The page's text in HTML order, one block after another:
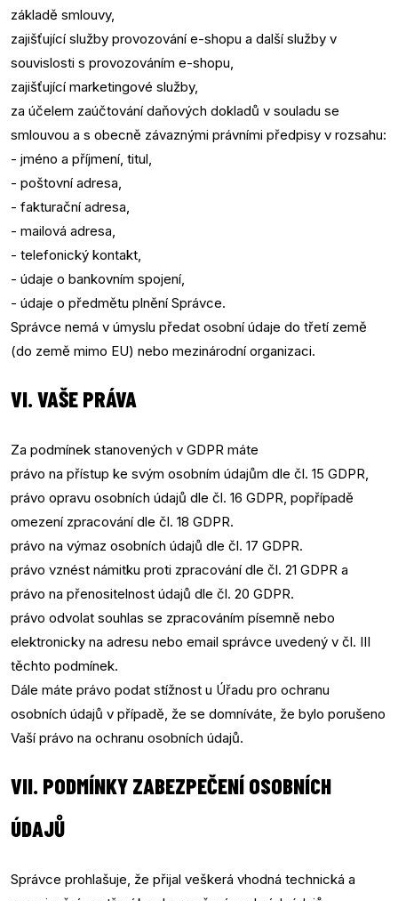
základě smlouvy,
zajišťující služby provozování e-shopu a další služby v
souvislosti s provozováním e-shopu,
zajišťující marketingové služby,
za účelem zaúčtování daňových dokladů v souladu se
smlouvou a s obecně závaznými právními předpisy v rozsahu:
- jméno a příjmení, titul,
- poštovní adresa,
- fakturační adresa,
- mailová adresa,
- telefonický kontakt,
- údaje o bankovním spojení,
- údaje o předmětu plnění Správce.
Správce nemá v úmyslu předat osobní údaje do třetí země
(do země mimo EU) nebo mezinárodní organizaci.
VI. VAŠE PRÁVA
Za podmínek stanovených v GDPR máte
právo na přístup ke svým osobním údajům dle čl. 15 GDPR,
právo opravu osobních údajů dle čl. 16 GDPR, popřípadě
omezení zpracování dle čl. 18 GDPR.
právo na výmaz osobních údajů dle čl. 17 GDPR.
právo vznést námitku proti zpracování dle čl. 21 GDPR a
právo na přenositelnost údajů dle čl. 20 GDPR.
právo odvolat souhlas se zpracováním písemně nebo
elektronicky na adresu nebo email správce uvedený v čl. III
těchto podmínek.
Dále máte právo podat stížnost u Úřadu pro ochranu
osobních údajů v případě, že se domníváte, že bylo porušeno
Vaší právo na ochranu osobních údajů.
VII. PODMÍNKY ZABEZPEČENÍ OSOBNÍCH
ÚDAJŮ
Správce prohlašuje, že přijal veškerá vhodná technická a